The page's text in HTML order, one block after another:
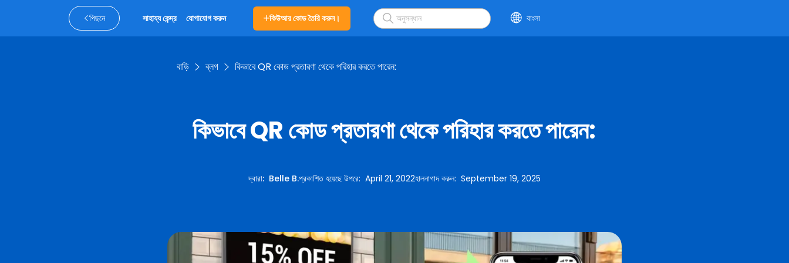
পিছনে সাহায্য কেন্দ্র যোগাযোগ করুন কিউআর কোড তৈরি করুন। বাংলা
বাড়ি ব্লগ কিভাবে QR কোড প্রতারণা থেকে পরিহার করতে পারেন:
কিভাবে QR কোড প্রতারণা থেকে পরিহার করতে পারেন:
দ্বারা: Belle B.প্রকাশিত হয়েছে উপরে: April 21, 2022হালনাগাদ করুন: September 19, 2025